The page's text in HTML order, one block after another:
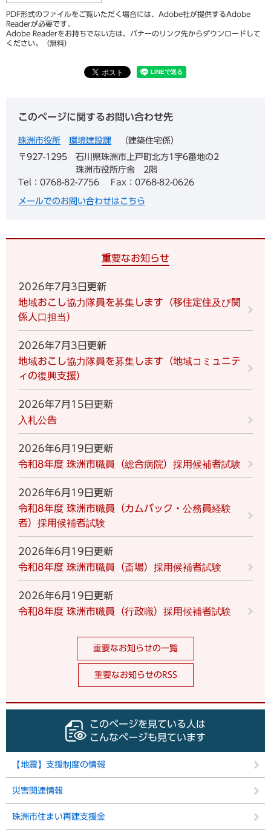
PDF形式のファイルをご覧いただく場合には、Adobe社が提供するAdobe
Readerが必要です。
Adobe Readerをお持ちでない方は、バナーのリンク先からダウンロードして
ください。（無料）
このページに関するお問い合わせ先
珠洲市役所 環境建設課
建築住宅係
〒927-1295
石川県珠洲市上戸町北方1字6番地の2
珠洲市役所庁舎 2階
Tel：0768-82-7756
Fax：0768-82-0626
メールでのお問い合わせはこちら
重要なお知らせ
2026年7月3日更新
地域おこし協力隊員を募集します（移住定住及び関
係人口担当）
2026年7月3日更新
地域おこし協力隊員を募集します（地域コミュニテ
ィの復興支援）
2026年7月15日更新
入札公告
2026年6月19日更新
令和8年度 珠洲市職員（総合病院）採用候補者試験
2026年6月19日更新
令和8年度 珠洲市職員（カムバック・公務員経験
者）採用候補者試験
2026年6月19日更新
令和8年度 珠洲市職員（斎場）採用候補者試験
2026年6月19日更新
令和8年度 珠洲市職員（行政職）採用候補者試験
重要なお知らせの一覧
重要なお知らせのRSS
このページを見ている人は
こんなページも見ています
【地震】支援制度の情報
災害関連情報
珠洲市住まい再建支援金